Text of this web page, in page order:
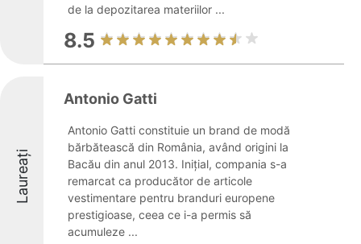
de la depozitarea materiilor ...
8.5
Laureați
Antonio Gatti
Antonio Gatti constituie un brand de modă
bărbătească din România, având origini la
Bacău din anul 2013. Inițial, compania s-a
remarcat ca producător de articole
vestimentare pentru branduri europene
prestigioase, ceea ce i-a permis să
acumuleze ...